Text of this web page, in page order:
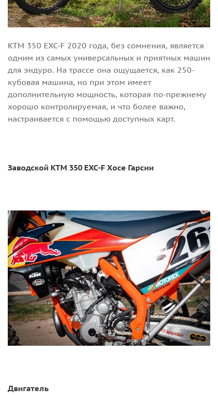
KTM 350 EXC-F 2020 года, без сомнения, является
одним из самых универсальных и приятных машин
для эндуро. На трассе она ощущается, как 250-
кубовая машина, но при этом имеет
дополнительную мощность, которая по-прежнему
хорошо контролируемая, и что более важно,
настраивается с помощью доступных карт.
Заводской KTM 350 EXC-F Хосе Гарсии
Двигатель